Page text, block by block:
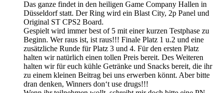
Das ganze findet in den heiligen Game Company Hallen in
Düsseldorf statt. Der Ring wird ein Blast City, 2p Panel und
Original ST CPS2 Board.
Gespielt wird immer best of 5 mit einer kurzen Testphase zu
Beginn. Wer raus ist, ist raus!!! Finale Platz 1 u.2 und eine
zusätzliche Runde für Platz 3 und 4. Für den ersten Platz
halten wir natürlich einen tollen Preis bereit. Des Weiteren
halten wir für euch kühle Getränke und Snacks bereit, die ihr
zu einem kleinen Beitrag bei uns erwerben könnt. Aber bitte
dran denken, Winners don‘t use drugs!!!